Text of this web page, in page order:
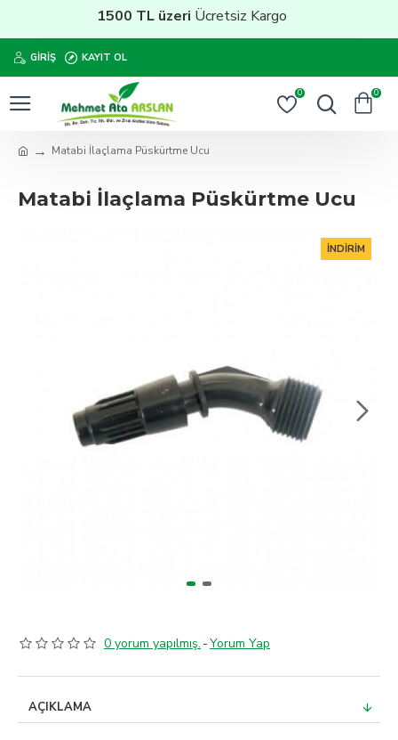
1500 TL üzeriÜcretsiz Kargo
GIRIŞ KAYIT OL
0 0
Matabi İlaçlama Püskürtme Ucu
Matabi İlaçlama Püskürtme Ucu
İNDIRIM
0 yorum yapılmış. -Yorum Yap
AÇIKLAMA